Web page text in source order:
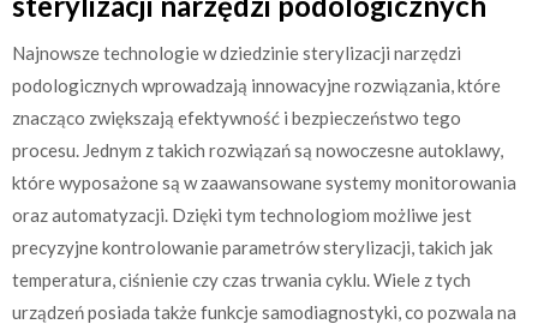
Najnowsze technologie w dziedzinie sterylizacji narzędzi
podologicznych wprowadzają innowacyjne rozwiązania, które
znacząco zwiększają efektywność i bezpieczeństwo tego
procesu. Jednym z takich rozwiązań są nowoczesne autoklawy,
które wyposażone są w zaawansowane systemy monitorowania
oraz automatyzacji. Dzięki tym technologiom możliwe jest
precyzyjne kontrolowanie parametrów sterylizacji, takich jak
temperatura, ciśnienie czy czas trwania cyklu. Wiele z tych
urządzeń posiada także funkcje samodiagnostyki, co pozwala na